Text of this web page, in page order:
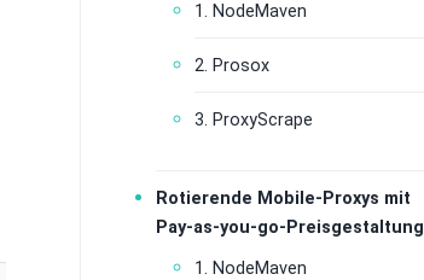
1. NodeMaven
2. Prosox
3. ProxyScrape
Rotierende Mobile-Proxys mit
Pay-as-you-go-Preisgestaltung
1. NodeMaven